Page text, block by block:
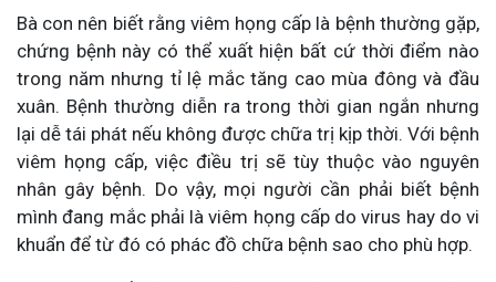
Bà con nên biết rằng viêm họng cấp là bệnh thường gặp,
chứng bệnh này có thể xuất hiện bất cứ thời điểm nào
trong năm nhưng tỉ lệ mắc tăng cao mùa đông và đầu
xuân. Bệnh thường diễn ra trong thời gian ngắn nhưng
lại dễ tái phát nếu không được chữa trị kịp thời. Với bệnh
viêm họng cấp, việc điều trị sẽ tùy thuộc vào nguyên
nhân gây bệnh. Do vậy, mọi người cần phải biết bệnh
mình đang mắc phải là viêm họng cấp do virus hay do vi
khuẩn để từ đó có phác đồ chữa bệnh sao cho phù hợp.